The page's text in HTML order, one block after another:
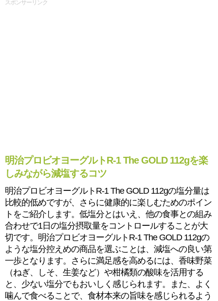
スポンサーリンク
明治プロビオヨーグルトR-1 The GOLD 112gを楽
しみながら減塩するコツ
明治プロビオヨーグルトR-1 The GOLD 112gの塩分量は
比較的低めですが、さらに健康的に楽しむためのポイン
トをご紹介します。低塩分とはいえ、他の食事との組み
合わせで1日の塩分摂取量をコントロールすることが大
切です。明治プロビオヨーグルトR-1 The GOLD 112gの
ような塩分控えめの商品を選ぶことは、減塩への良い第
一歩となります。さらに満足感を高めるには、香味野菜
（ねぎ、しそ、生姜など）や柑橘類の酸味を活用する
と、少ない塩分でもおいしく感じられます。また、よく
噛んで食べることで、食材本来の旨味を感じられるよう